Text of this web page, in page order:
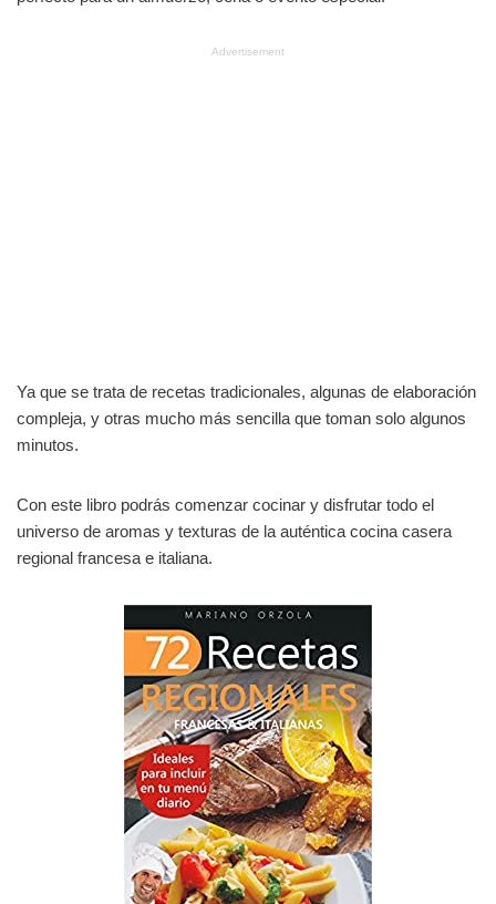
Advertisement
Ya que se trata de recetas tradicionales, algunas de elaboración
compleja, y otras mucho más sencilla que toman solo algunos
minutos.
Con este libro podrás comenzar cocinar y disfrutar todo el
universo de aromas y texturas de la auténtica cocina casera
regional francesa e italiana.